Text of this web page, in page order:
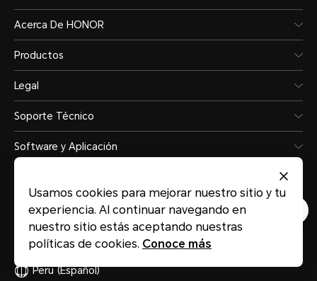
Acerca De HONOR
Productos
Legal
Soporte Técnico
Software y Aplicación
Peru (Español)
Usamos cookies para mejorar nuestro sitio y tu
experiencia. Al continuar navegando en
nuestro sitio estás aceptando nuestras
políticas de cookies. Conoce más